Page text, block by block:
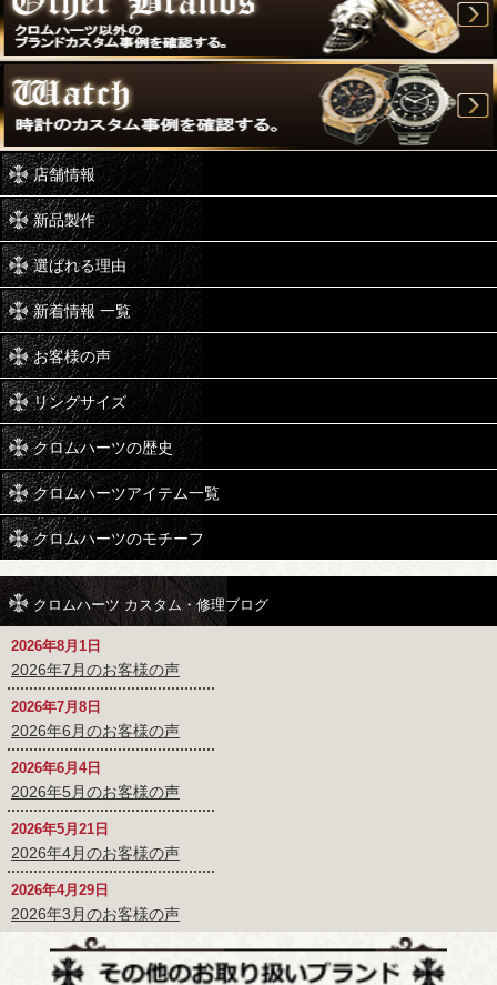
店舗情報
新品製作
選ばれる理由
新着情報 一覧
お客様の声
リングサイズ
クロムハーツの歴史
クロムハーツアイテム一覧
クロムハーツのモチーフ
クロムハーツ カスタム・修理ブログ
2026年8月1日
2026年7月のお客様の声
2026年7月8日
2026年6月のお客様の声
2026年6月4日
2026年5月のお客様の声
2026年5月21日
2026年4月のお客様の声
2026年4月29日
2026年3月のお客様の声